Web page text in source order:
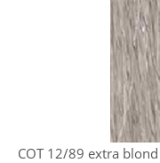
COT 12/89 extra